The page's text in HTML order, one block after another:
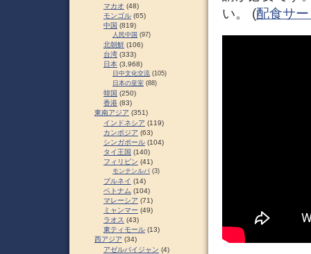
い。 (配食サ
マカオ (48)
モンゴル (65)
中国 (819)
人民中国 (97)
北朝鮮 (106)
台湾 (333)
日本 (3,968)
日中文化交流 (105)
日本の皇室 (88)
韓国 (250)
香港 (83)
東南アジア (351)
インドネシア (119)
カンボジア (63)
シンガポール (104)
タイ王国 (140)
フィリピン (41)
モンテンルパ (3)
ブルネイ (14)
ベトナム (104)
マレーシア (71)
ミャンマー (49)
ラオス (43)
東ティモール (13)
西アジア (34)
アゼルバイジャン (4)